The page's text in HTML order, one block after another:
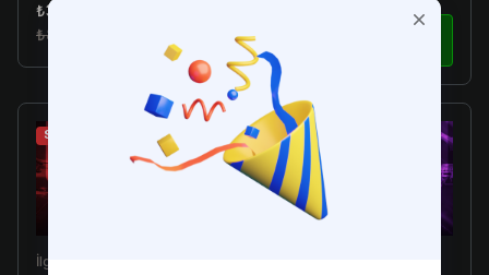
₺34.99
₺89.99
₺299.99
Sale
İlgili Ürün
Sale